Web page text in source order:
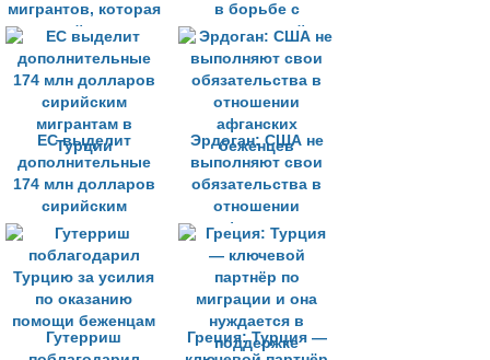
мигрантов, которая
сейчас
наблюдается на
границах Турции
в борьбе с
нелегальной
миграцией
ЕС выделит
дополнительные
174 млн долларов
сирийским
мигрантам в
Турции
Эрдоган: США не
выполняют свои
обязательства в
отношении
афганских
беженцев
Гутерриш
Греция: Турция —